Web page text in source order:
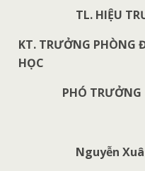
TL. HIỆU
KT. TRƯỞNG PHÒNG
HỌC
PHÓ TRƯỞNG
Nguyễn